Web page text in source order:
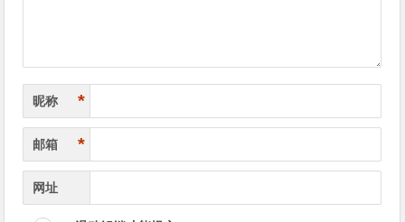
昵称 *
邮箱 *
网址